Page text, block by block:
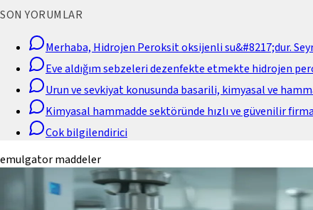
SON YORUMLAR
Merhaba, Hidrojen Peroksit oksijenli su&#8217;dur.
Eve aldığım sebzeleri dezenfekte etmekte hidrojen
Urun ve sevkiyat konusunda basarili, kimyasal ve
Kimyasal hammadde sektöründe hızlı ve güvenilir
Cok bilgilendirici
emulgator maddeler